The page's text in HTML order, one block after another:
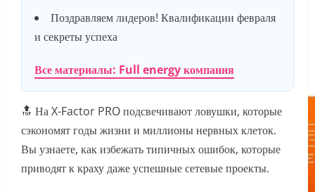
Поздравляем лидеров! Квалификации февраля
и секреты успеха
Все материалы: Full energy компания
🔝 На X-Factor PRO подсвечивают ловушки, которые
сэкономят годы жизни и миллионы нервных клеток.
Вы узнаете, как избежать типичных ошибок, которые
приводят к краху даже успешные сетевые проекты.